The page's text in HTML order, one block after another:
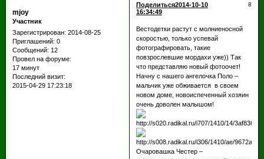
Поделиться 8
2014-10-10
16:34:49
mjoy
Участник
Зарегистрирован: 2014-08-25
Приглашений: 0
Сообщений: 12
Провел на форуме:
17 минут
Последний визит:
2015-04-29 17:23:18
Вестодетки растут с молниеносной
скоростью, только успевай
фотографировать, такие
повзрослевшие мордахи уже)) Так
что представляю новый фотоочет!
Начну с нашего ангелочка Поло –
мальчик уже обживается в своем
новом доме, новоиспеченный хозяин
очень доволен малышом!
Очаровашка Честер –